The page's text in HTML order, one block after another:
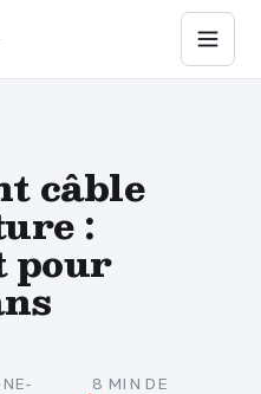
câble
:
pour
8 MIN DE